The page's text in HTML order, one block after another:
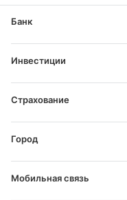
Банк
Инвестиции
Страхование
Город
Мобильная связь